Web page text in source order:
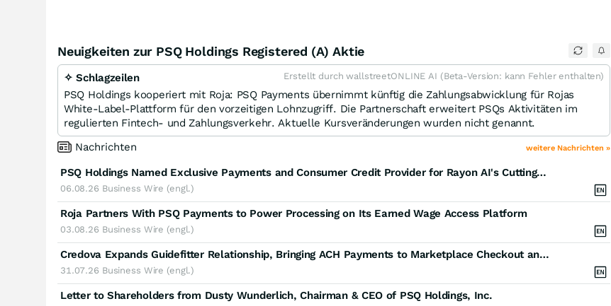
Neuigkeiten zur PSQ Holdings Registered (A) Aktie
✧ Schlagzeilen Erstellt durch wallstreetONLINE AI (Beta-Version: kann Fehler enthalten)
PSQ Holdings kooperiert mit Roja: PSQ Payments übernimmt künftig die Zahlungsabwicklung für Ro­jas
White-Label-Plattform für den vorzeitigen Lohnzugriff. Die Partnerschaft erweitert PSQs Aktivitäten im
regulierten Fintech- und Zahlungsverkehr. Aktuelle Kursveränderungen wurden nicht genannt.
Nachrichten
weitere Nachrichten »
PSQ Holdings Named Exclusive Payments and Consumer Credit Provider for Rayon AI's Cutting-Edge Second-Amendment Enablement Platform
06.08.26 Business Wire (engl.)
Roja Partners With PSQ Payments to Power Processing on Its Earned Wage Access Platform
03.08.26 Business Wire (engl.)
Credova Expands Guidefitter Relationship, Bringing ACH Payments to Marketplace Checkout and the Guidefitter Wallet
31.07.26 Business Wire (engl.)
Letter to Shareholders from Dusty Wunderlich, Chairman & CEO of PSQ Holdings, Inc.